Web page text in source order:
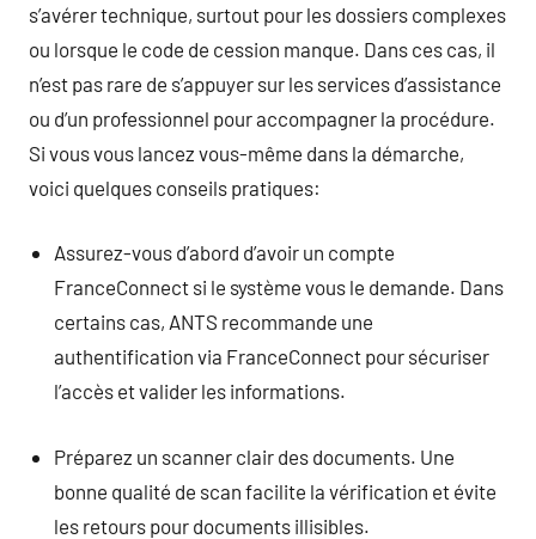
s’avérer technique, surtout pour les dossiers complexes
ou lorsque le code de cession manque. Dans ces cas, il
n’est pas rare de s’appuyer sur les services d’assistance
ou d’un professionnel pour accompagner la procédure.
Si vous vous lancez vous-même dans la démarche,
voici quelques conseils pratiques:
Assurez-vous d’abord d’avoir un compte
FranceConnect si le système vous le demande. Dans
certains cas, ANTS recommande une
authentification via FranceConnect pour sécuriser
l’accès et valider les informations.
Préparez un scanner clair des documents. Une
bonne qualité de scan facilite la vérification et évite
les retours pour documents illisibles.